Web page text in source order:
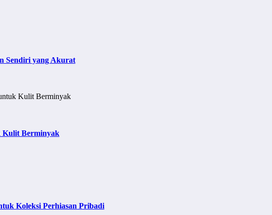
Sendiri yang Akurat
Kulit Berminyak
Koleksi Perhiasan Pribadi